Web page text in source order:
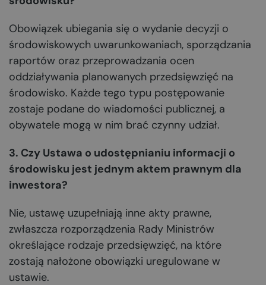
Obowiązek ubiegania się o wydanie decyzji o
środowiskowych uwarunkowaniach, sporządzania
raportów oraz przeprowadzania ocen
oddziaływania planowanych przedsięwzięć na
środowisko. Każde tego typu postępowanie
zostaje podane do wiadomości publicznej, a
obywatele mogą w nim brać czynny udział.
3. Czy Ustawa o udostępnianiu informacji o
środowisku jest jednym aktem prawnym dla
inwestora?
Nie, ustawę uzupełniają inne akty prawne,
zwłaszcza rozporządzenia Rady Ministrów
określające rodzaje przedsięwzięć, na które
zostają nałożone obowiązki uregulowane w
ustawie.